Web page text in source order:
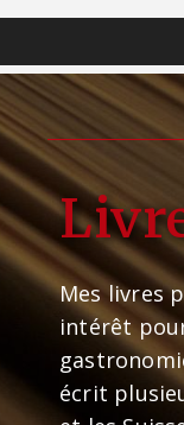
Accueil
Portrait
Livres
Plaisirs Magazine
Conseils d'ami
Contact
Mes livres
intérêt
écrit